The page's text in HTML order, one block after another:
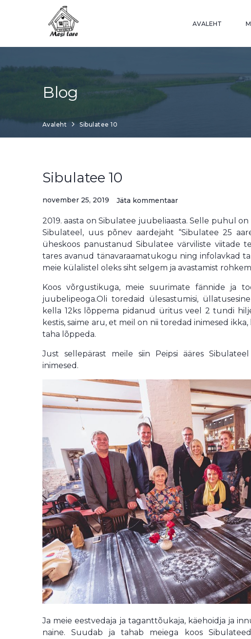
AVALEHT
Blog
Avaleht Sibulatee 10
Sibulatee 10
november 25, 2019 Jäta kommentaar
2019. aasta on Sibulatee juubeliaasta. Selle puhul
Sibulateel, uus põnev aardejaht “Sibulatee 25
üheskoos panustanud Sibulatee värviliste viitade
tares avanud tänavaraamatukogu ning infolavkad
meie külalistel oleks siht selgem ja avastamist
Koos võrgustikuga, meie suurimate fännide ja
juubelipeoga.Oli toredaid ülesastumisi,
kella 12ks lõppema pidanud üritus veel 2 tundi
kestis, saime aru, et meil on nii toredad inimesed
taha lõppeda.
Just sellepärast meile siin Peipsi ääres
inimesed.
Ja meie eestvedaja ja taganttõukaja, käehoidja ja
naine. Suudab ja tahab meiega koos